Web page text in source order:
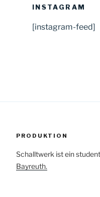
INSTAGRAM
[instagram-feed]
PRODUKTION
Schalltwerk ist ein
Bayreuth.